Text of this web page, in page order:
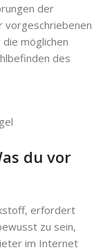
der
vorgeschriebenen
möglichen
des
du vor
erfordert
zu sein,
im Internet